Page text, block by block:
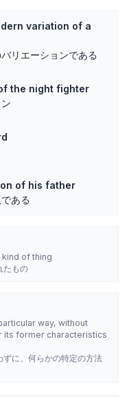
variation of a
リエーションである
the night fighter
of his father
ある
of thing
たもの
way, without
its former characteristics
に、何らかの特定の方法